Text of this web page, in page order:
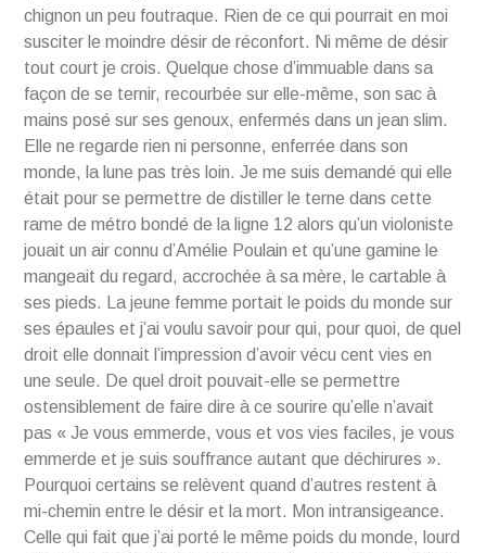
chignon un peu foutraque. Rien de ce qui pourrait en moi
susciter le moindre désir de réconfort. Ni même de désir
tout court je crois. Quelque chose d’immuable dans sa
façon de se ternir, recourbée sur elle-même, son sac à
mains posé sur ses genoux, enfermés dans un jean slim.
Elle ne regarde rien ni personne, enferrée dans son
monde, la lune pas très loin. Je me suis demandé qui elle
était pour se permettre de distiller le terne dans cette
rame de métro bondé de la ligne 12 alors qu’un violoniste
jouait un air connu d’Amélie Poulain et qu’une gamine le
mangeait du regard, accrochée à sa mère, le cartable à
ses pieds. La jeune femme portait le poids du monde sur
ses épaules et j’ai voulu savoir pour qui, pour quoi, de quel
droit elle donnait l’impression d’avoir vécu cent vies en
une seule. De quel droit pouvait-elle se permettre
ostensiblement de faire dire à ce sourire qu’elle n’avait
pas « Je vous emmerde, vous et vos vies faciles, je vous
emmerde et je suis souffrance autant que déchirures ».
Pourquoi certains se relèvent quand d’autres restent à
mi-chemin entre le désir et la mort. Mon intransigeance.
Celle qui fait que j’ai porté le même poids du monde, lourd